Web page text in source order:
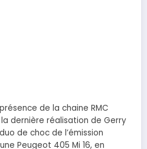
de la chaine RMC
dernière réalisation de Gerry
de choc de l’émission
Peugeot 405 Mi 16, en